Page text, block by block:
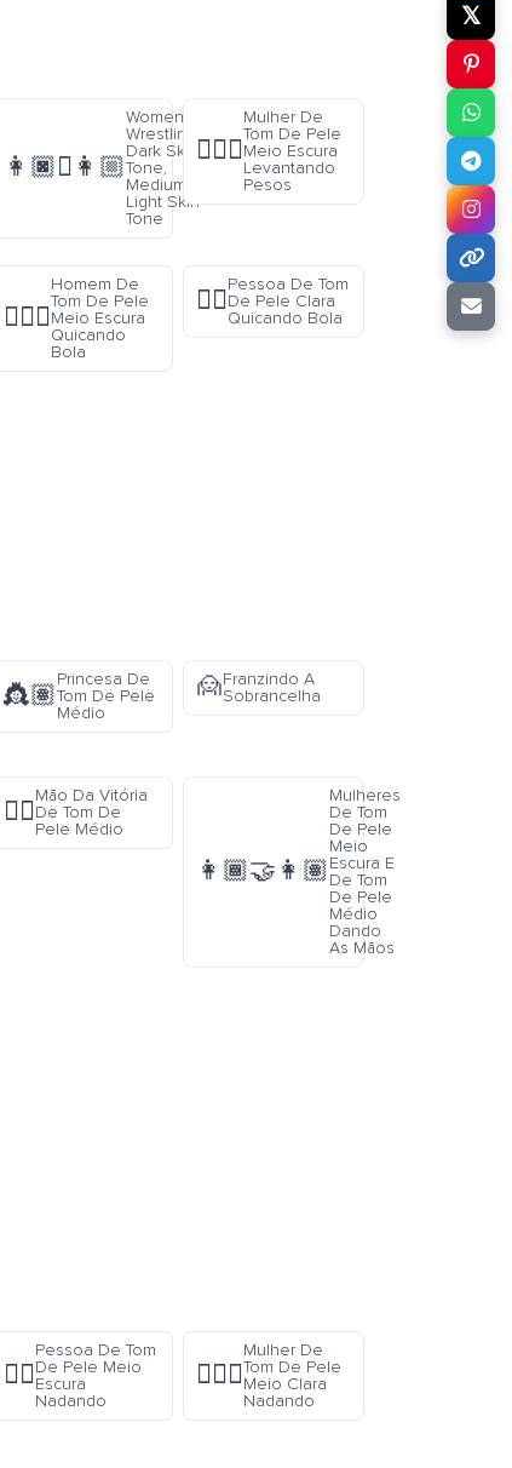
👩🏿‍🫯‍👩🏼
Women
Wrestling:
Dark Skin
Tone,
Medium-
Light Skin
Tone
🏋🏾‍♀️
Mulher De
Tom De Pele
Meio Escura
Levantando
Pesos
⛹🏾‍♂️
Homem De
Tom De Pele
Meio Escura
Quicando
Bola
⛹🏻
Pessoa De Tom
De Pele Clara
Quicando Bola
👸🏽
Princesa De
Tom De Pele
Médio
🙍Franzindo A
Sobrancelha
✌🏽
Mão Da Vitória
De Tom De
Pele Médio
👩🏾‍🤝‍👩🏽
Mulheres
De Tom
De Pele
Meio
Escura E
De Tom
De Pele
Médio
Dando
As Mãos
🏊🏾
Pessoa De Tom
De Pele Meio
Escura
Nadando
🏊🏼‍♀️
Mulher De
Tom De Pele
Meio Clara
Nadando
𝕏